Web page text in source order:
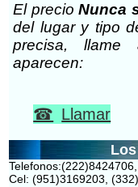
El precioNunca
del lugar y tipo
precisa,
aparecen:
Llamar
Cel: (951)3169203,